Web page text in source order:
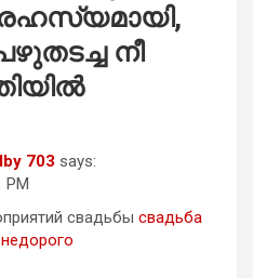
നീ​
703 says:
PM
свадьбы свадьба